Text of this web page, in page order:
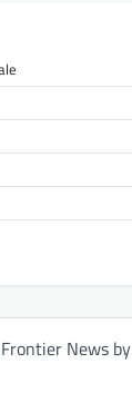
News by